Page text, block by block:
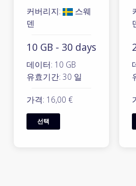
커버리지:
스웨
덴
10 GB - 30 days
데이터: 10 GB
유효기간: 30 일
가격: 16,00 €
선택